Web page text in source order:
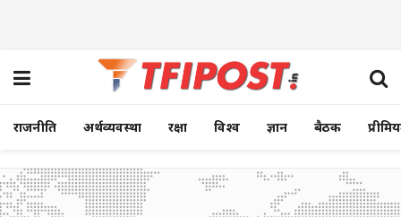
राजनीति अर्थव्यवस्था रक्षा विश्व ज्ञान बैठक